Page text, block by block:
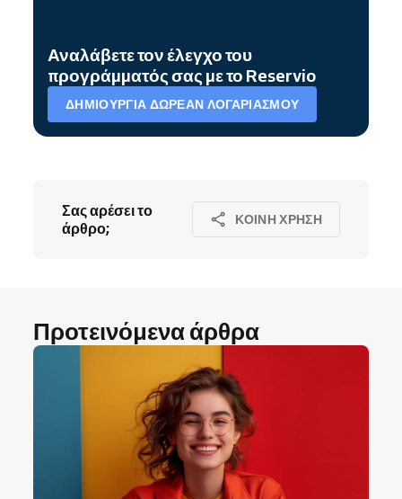
Αναλάβετε τον έλεγχο του
προγράμματός σας με το Reservio
ΔΗΜΙΟΥΡΓΊΑ ΔΩΡΕΆΝ ΛΟΓΑΡΙΑΣΜΟΎ
Σας αρέσει το
άρθρο;
ΚΟΙΝΉ ΧΡΉΣΗ
Προτεινόμενα άρθρα